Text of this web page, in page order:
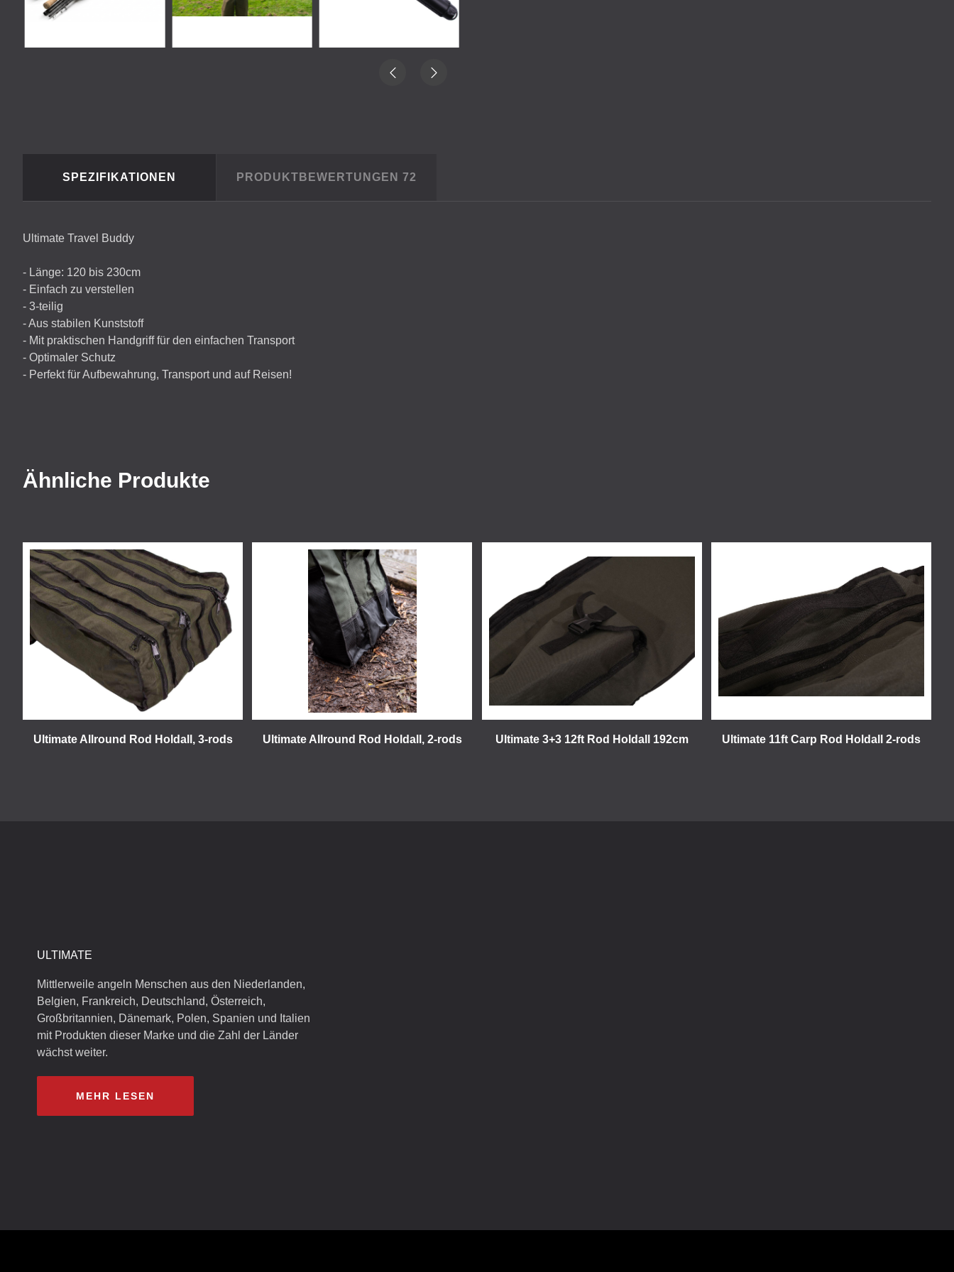
SPEZIFIKATIONEN PRODUKTBEWERTUNGEN 72
Ultimate Travel Buddy
- Länge: 120 bis 230cm
- Einfach zu verstellen
- 3-teilig
- Aus stabilen Kunststoff
- Mit praktischen Handgriff für den einfachen Transport
- Optimaler Schutz
- Perfekt für Aufbewahrung, Transport und auf Reisen!
Ähnliche Produkte
Ultimate Allround Rod Holdall, 3-rods Ultimate Allround Rod Holdall, 2-rods Ultimate 3+3 12ft Rod Holdall 192cm Ultimate 11ft Carp Rod Holdall 2-rods
ULTIMATE
Mittlerweile angeln Menschen aus den Niederlanden,
Belgien, Frankreich, Deutschland, Österreich,
Großbritannien, Dänemark, Polen, Spanien und Italien
mit Produkten dieser Marke und die Zahl der Länder
wächst weiter.
MEHR LESEN